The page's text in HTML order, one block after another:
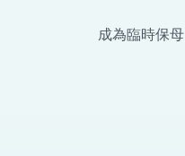
成為臨時保母